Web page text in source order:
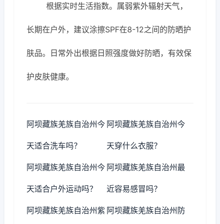
根据实时生活指数。属弱紫外辐射天气，
长期在户外，建议涂擦SPF在8-12之间的防晒护
肤品。日常外出根据日照强度做好防晒，有效保
护皮肤健康。
阿坝藏族羌族自治州今
天适合洗车吗？
阿坝藏族羌族自治州今
天穿什么衣服？
阿坝藏族羌族自治州今
天适合户外运动吗？
阿坝藏族羌族自治州最
近容易感冒吗？
阿坝藏族羌族自治州紫 阿坝藏族羌族自治州防